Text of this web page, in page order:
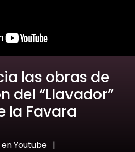
las obras de
del “Llavador”
la Favara
Youtube |